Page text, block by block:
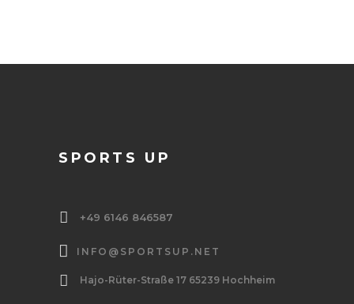
SPORTS UP
+49 6146 846587
INFO@SPORTSUP.NET
Hajo-Rüter-Straße 17 65239 Hochheim